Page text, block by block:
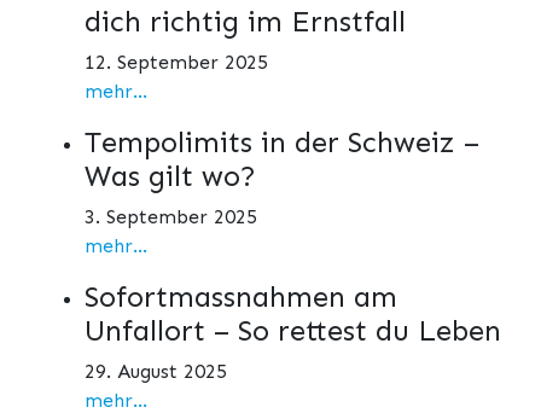
dich richtig im Ernstfall
12. September 2025
mehr...
Tempolimits in der Schweiz –
Was gilt wo?
3. September 2025
mehr...
Sofortmassnahmen am
Unfallort – So rettest du Leben
29. August 2025
mehr...